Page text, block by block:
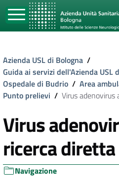
Azienda USL di Bologna /
Guida ai servizi dell'Azienda USL
Ospedale di Budrio / Area
Punto prelievi / Virus
Virus
ricerca diretta
Navigazione